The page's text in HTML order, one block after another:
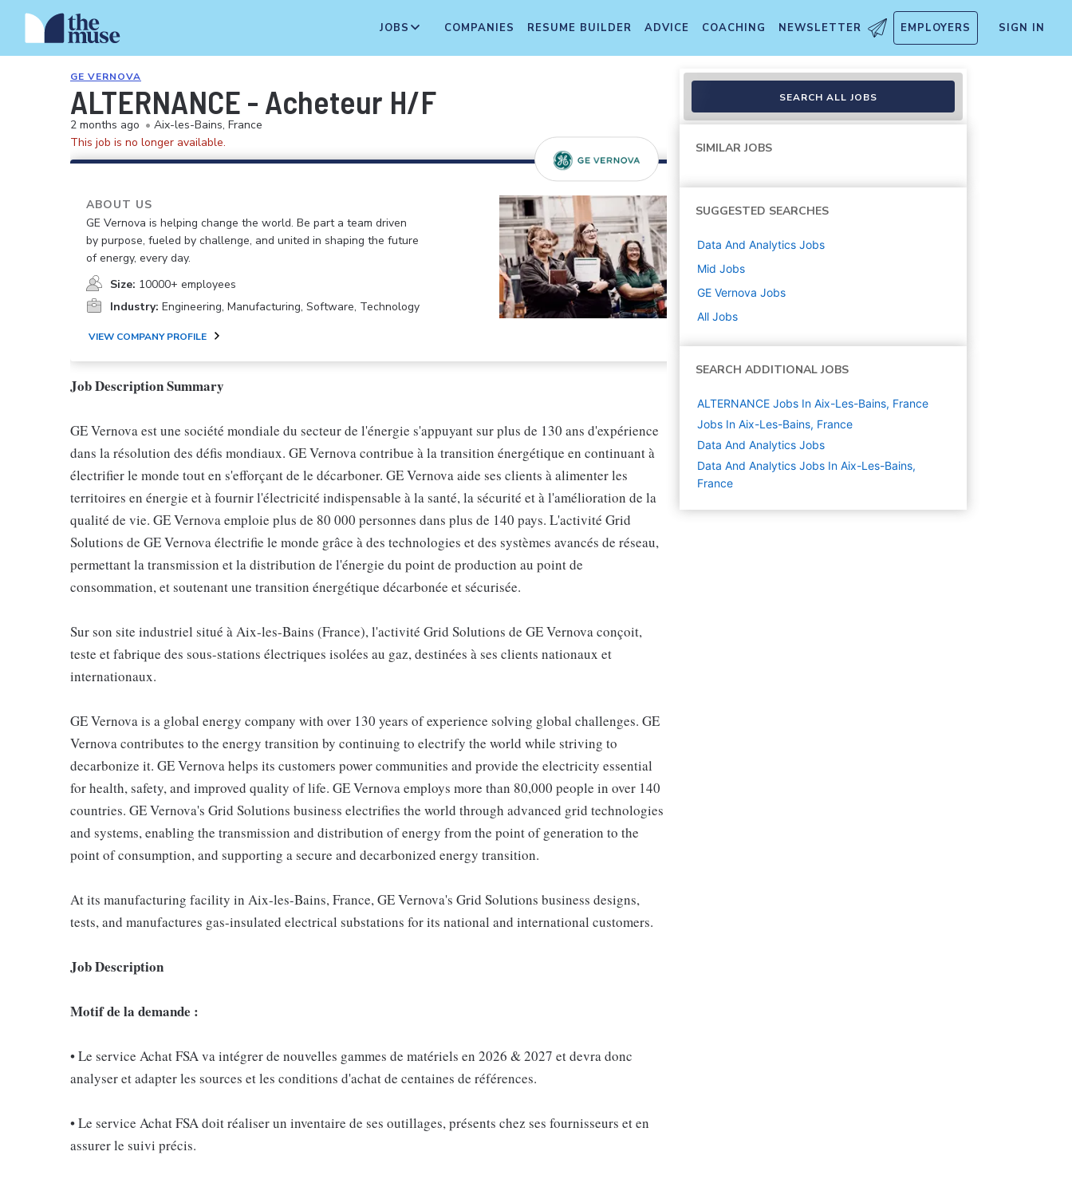
JOBS COMPANIES RESUME BUILDER ADVICE COACHING NEWSLETTER EMPLOYERS SIGN IN
GE VERNOVA
ALTERNANCE - Acheteur H/F
2 months ago • Aix-les-Bains, France
This job is no longer available.
ABOUT US
GE Vernova is helping change the world. Be part a team driven
by purpose, fueled by challenge, and united in shaping the future
of energy, every day.
Size: 10000+ employees
Industry: Engineering, Manufacturing, Software, Technology
VIEW COMPANY PROFILE
Job Description Summary
GE Vernova est une société mondiale du secteur de l'énergie s'appuyant sur plus de 130 ans d'expérience
dans la résolution des défis mondiaux. GE Vernova contribue à la transition énergétique en continuant à
électrifier le monde tout en s'efforçant de le décarboner. GE Vernova aide ses clients à alimenter les
territoires en énergie et à fournir l'électricité indispensable à la santé, la sécurité et à l'amélioration de la
qualité de vie. GE Vernova emploie plus de 80 000 personnes dans plus de 140 pays. L'activité Grid
Solutions de GE Vernova électrifie le monde grâce à des technologies et des systèmes avancés de réseau,
permettant la transmission et la distribution de l'énergie du point de production au point de
consommation, et soutenant une transition énergétique décarbonée et sécurisée.
Sur son site industriel situé à Aix-les-Bains (France), l'activité Grid Solutions de GE Vernova conçoit,
teste et fabrique des sous-stations électriques isolées au gaz, destinées à ses clients nationaux et
internationaux.
GE Vernova is a global energy company with over 130 years of experience solving global challenges. GE
Vernova contributes to the energy transition by continuing to electrify the world while striving to
decarbonize it. GE Vernova helps its customers power communities and provide the electricity essential
for health, safety, and improved quality of life. GE Vernova employs more than 80,000 people in over 140
countries. GE Vernova's Grid Solutions business electrifies the world through advanced grid technologies
and systems, enabling the transmission and distribution of energy from the point of generation to the
point of consumption, and supporting a secure and decarbonized energy transition.
At its manufacturing facility in Aix-les-Bains, France, GE Vernova's Grid Solutions business designs,
tests, and manufactures gas-insulated electrical substations for its national and international customers.
Job Description
Motif de la demande :
• Le service Achat FSA va intégrer de nouvelles gammes de matériels en 2026 & 2027 et devra donc
analyser et adapter les sources et les conditions d'achat de centaines de références.
• Le service Achat FSA doit réaliser un inventaire de ses outillages, présents chez ses fournisseurs et en
assurer le suivi précis.
SEARCH ALL JOBS
SIMILAR JOBS
SUGGESTED SEARCHES
Data And Analytics Jobs
Mid Jobs
GE Vernova Jobs
All Jobs
SEARCH ADDITIONAL JOBS
ALTERNANCE Jobs In Aix-Les-Bains, France
Jobs In Aix-Les-Bains, France
Data And Analytics Jobs
Data And Analytics Jobs In Aix-Les-Bains,
France